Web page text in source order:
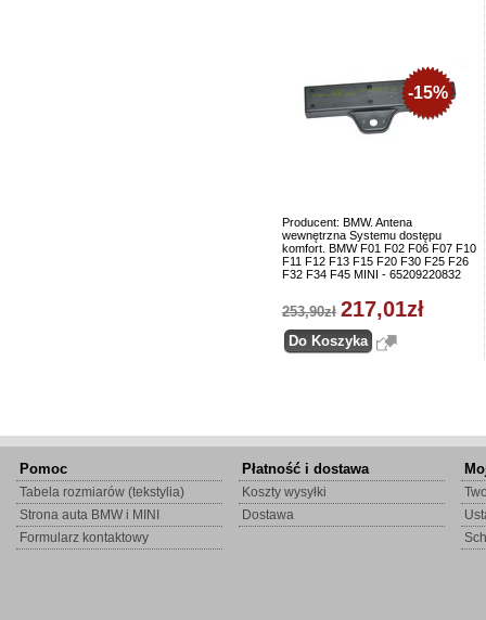
Producent: BMW. Antena
wewnętrzna Systemu dostępu
komfort. BMW F01 F02 F06 F07 F10
F11 F12 F13 F15 F20 F30 F25 F26
F32 F34 F45 MINI - 65209220832
-15%
253,90zł 217,01zł
Pomoc
Tabela rozmiarów (tekstylia)
Strona auta BMW i MINI
Formularz kontaktowy
Płatność i dostawa
Koszty wysyłki
Dostawa